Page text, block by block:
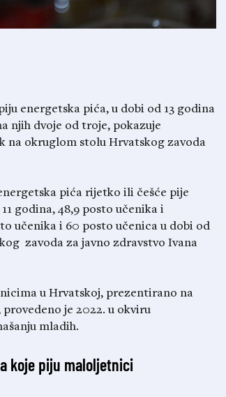
energetska pića, u dobi od 13 godina
njih dvoje od troje, pokazuje
na okruglom stolu Hrvatskog zavoda
pića rijetko ili češće pije
godina, 48,9 posto učenika i
učenika i 60 posto učenica u dobi od
zavoda za javno zdravstvo Ivana
u Hrvatskoj, prezentirano na
je 2022. u okviru
mladih.
koje piju maloljetnici